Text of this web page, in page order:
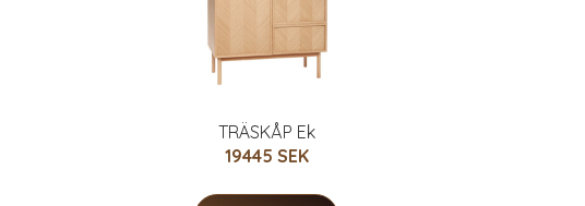
TRÄSKÅP Ek
19445 SEK